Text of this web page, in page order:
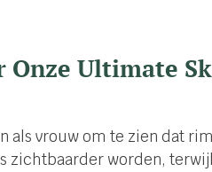
Onze Ultimate
als vrouw om te zien dat
zichtbaarder worden,